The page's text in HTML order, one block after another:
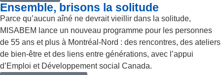
Ensemble, brisons la solitude
Parce qu’aucun aîné ne devrait vieillir dans la solitude,
MISABEM lance un nouveau programme pour les personnes
de 55 ans et plus à Montréal-Nord : des rencontres, des ateliers
de bien-être et des liens entre générations, avec l’appui
d’Emploi et Développement social Canada.